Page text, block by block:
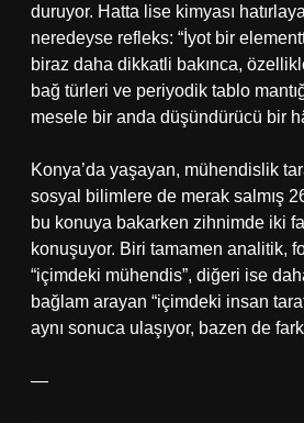
duruyor. Hatta lise kimyası
neredeyse refleks: “İyot bir
biraz daha dikkatli bakınca,
bağ türleri ve periyodik tablo
mesele bir anda düşündürücü bir
Konya’da yaşayan, mühendislik
sosyal bilimlere de merak salmış
bu konuya bakarken zihnimde iki
konuşuyor. Biri tamamen analitik,
“içimdeki mühendis”, diğeri ise
bağlam arayan “içimdeki insan
aynı sonuca ulaşıyor, bazen de
—